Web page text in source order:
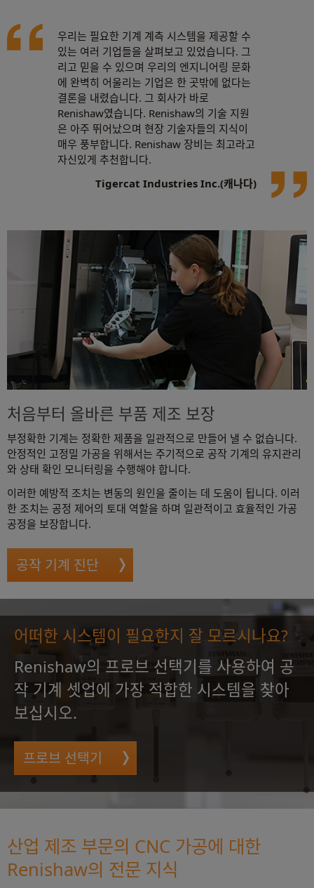
우리는 필요한 기계 계측 시스템을 제공할 수
있는 여러 기업들을 살펴보고 있었습니다. 그
리고 믿을 수 있으며 우리의 엔지니어링 문화
에 완벽히 어울리는 기업은 한 곳밖에 없다는
결론을 내렸습니다. 그 회사가 바로
Renishaw였습니다. Renishaw의 기술 지원
은 아주 뛰어났으며 현장 기술자들의 지식이
매우 풍부합니다. Renishaw 장비는 최고라고
자신있게 추천합니다.
Tigercat Industries Inc.(캐나다)
처음부터 올바른 부품 제조 보장
부정확한 기계는 정확한 제품을 일관적으로 만들어 낼 수 없습니다.
안정적인 고정밀 가공을 위해서는 주기적으로 공작 기계의 유지관리
와 상태 확인 모니터링을 수행해야 합니다.
이러한 예방적 조치는 변동의 원인을 줄이는 데 도움이 됩니다. 이러
한 조치는 공정 제어의 토대 역할을 하며 일관적이고 효율적인 가공
공정을 보장합니다.
공작 기계 진단
어떠한 시스템이 필요한지 잘 모르시나요?
Renishaw의 프로브 선택기를 사용하여 공
작 기계 셋업에 가장 적합한 시스템을 찾아
보십시오.
프로브 선택기
산업 제조 부문의 CNC 가공에 대한
Renishaw의 전문 지식